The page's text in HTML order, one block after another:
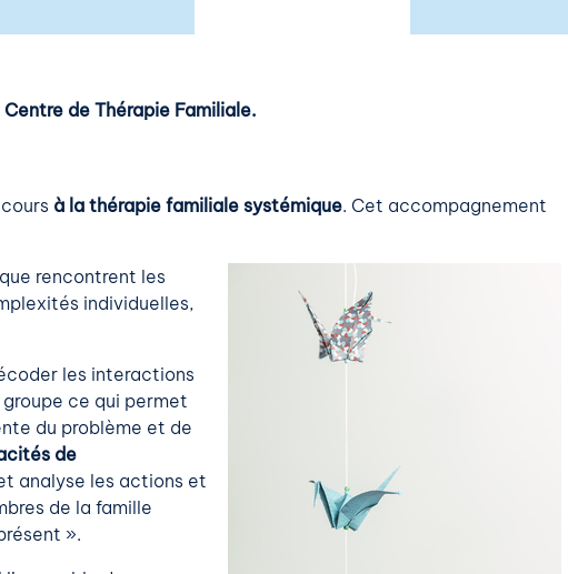
de Thérapie Familiale.
à la thérapie familiale systémique. Cet accompagnement
rencontrent les
individuelles,
les interactions
ce qui permet
du problème et de
de
analyse les actions et
de la famille
».